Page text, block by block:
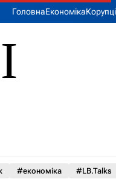
ГоловнаЕкономіка
#економіка #LB.Talks